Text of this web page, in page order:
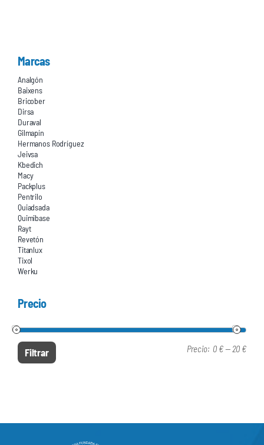
Marcas
Analgón
Baixens
Bricober
Dirsa
Duraval
Gilmapín
Hermanos Rodríguez
Jeivsa
Kbedich
Macy
Packplus
Pentrilo
Quiadsada
Quimibase
Rayt
Revetón
Titanlux
Tixol
Werku
Precio
Filtrar Precio: 0 €— 20 €